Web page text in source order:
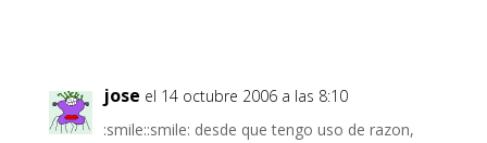
jose el 14 octubre 2006 a las 8:10
:smile::smile: desde que tengo uso de razon,